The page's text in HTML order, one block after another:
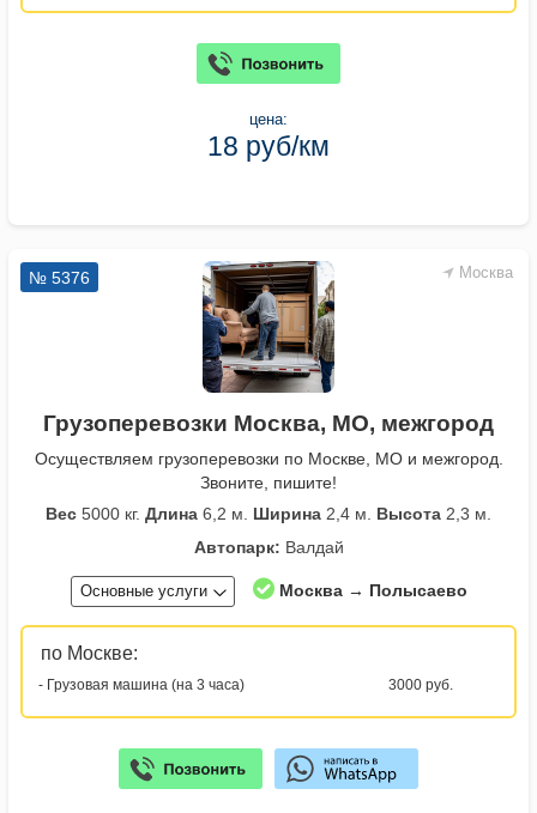
цена:
18 руб/км
Москва
№ 5376
Грузоперевозки Москва, МО, межгород
Осуществляем грузоперевозки по Москве, МО и межгород.
Звоните, пишите!
Вес 5000 кг. Длина 6,2 м. Ширина 2,4 м. Высота 2,3 м.
Автопарк: Валдай
Основные услуги Москва → Полысаево
по Москве:
- Грузовая машина (на 3 часа) 3000 руб.